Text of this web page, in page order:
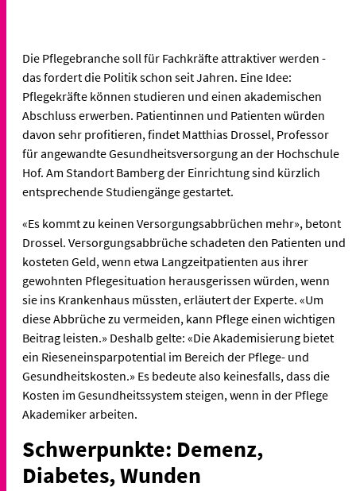
Die Pflegebranche soll für Fachkräfte attraktiver werden -
das fordert die Politik schon seit Jahren. Eine Idee:
Pflegekräfte können studieren und einen akademischen
Abschluss erwerben. Patientinnen und Patienten würden
davon sehr profitieren, findet Matthias Drossel, Professor
für angewandte Gesundheitsversorgung an der Hochschule
Hof. Am Standort Bamberg der Einrichtung sind kürzlich
entsprechende Studiengänge gestartet.
«Es kommt zu keinen Versorgungsabbrüchen mehr», betont
Drossel. Versorgungsabbrüche schadeten den Patienten und
kosteten Geld, wenn etwa Langzeitpatienten aus ihrer
gewohnten Pflegesituation herausgerissen würden, wenn
sie ins Krankenhaus müssten, erläutert der Experte. «Um
diese Abbrüche zu vermeiden, kann Pflege einen wichtigen
Beitrag leisten.» Deshalb gelte: «Die Akademisierung bietet
ein Rieseneinsparpotential im Bereich der Pflege- und
Gesundheitskosten.» Es bedeute also keinesfalls, dass die
Kosten im Gesundheitssystem steigen, wenn in der Pflege
Akademiker arbeiten.
Schwerpunkte: Demenz,
Diabetes, Wunden